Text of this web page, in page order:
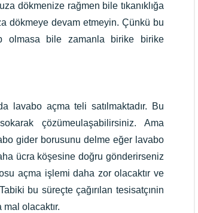
dökmenize rağmen bile tıkanıklığa
dökmeye devam etmeyin. Çünkü bu
olmasa bile zamanla birike birike
lavabo açma teli satılmaktadır. Bu
çözümeulaşabilirsiniz. Ama
gider borusunu delme eğer lavabo
ücra köşesine doğru gönderirseniz
açma işlemi daha zor olacaktır ve
bu süreçte çağırılan tesisatçınin
olacaktır.